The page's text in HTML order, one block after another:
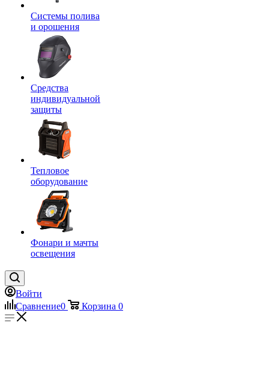
Системы полива
и орошения
Средства
индивидуальной
защиты
Тепловое
оборудование
Фонари и мачты
освещения
Войти
Сравнение0 Корзина 0